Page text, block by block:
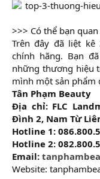
>>> Có thể bạn
Trên đây đã liệt
chính hãng. Bạn
những thương hiệu
mình một sản phẩm
Tân Phạm Beauty
Địa chỉ: FLC
Đình 2, Nam Từ
Hotline 1:
Hotline 2:
Email:
Website: